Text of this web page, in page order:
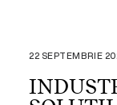
22 SEPTEMBRIE